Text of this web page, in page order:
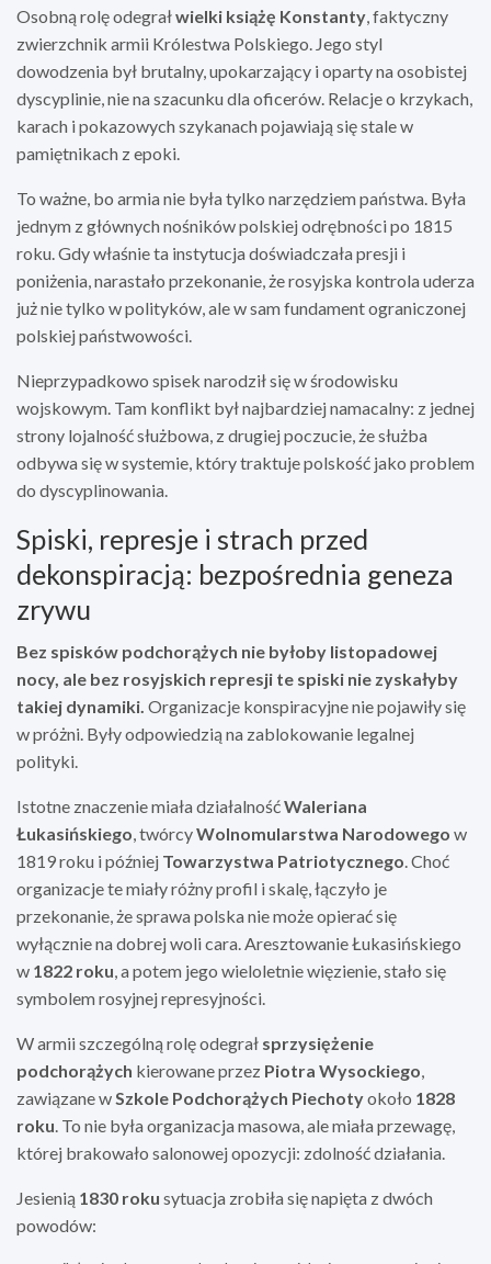
Osobną rolę odegrałwielki książę Konstanty , faktyczny
zwierzchnik armii Królestwa Polskiego. Jego styl
dowodzenia był brutalny, upokarzający i oparty na osobistej
dyscyplinie, nie na szacunku dla oficerów. Relacje o krzykach,
karach i pokazowych szykanach pojawiają się stale w
pamiętnikach z epoki.
To ważne, bo armia nie była tylko narzędziem państwa. Była
jednym z głównych nośników polskiej odrębności po 1815
roku. Gdy właśnie ta instytucja doświadczała presji i
poniżenia, narastało przekonanie, że rosyjska kontrola uderza
już nie tylko w polityków, ale w sam fundament ograniczonej
polskiej państwowości.
Nieprzypadkowo spisek narodził się w środowisku
wojskowym. Tam konflikt był najbardziej namacalny: z jednej
strony lojalność służbowa, z drugiej poczucie, że służba
odbywa się w systemie, który traktuje polskość jako problem
do dyscyplinowania.
Spiski, represje i strach przed
dekonspiracją: bezpośrednia geneza
zrywu
Bez spisków podchorążych nie byłoby listopadowej
nocy, ale bez rosyjskich represji te spiski nie zyskałyby
takiej dynamiki. Organizacje konspiracyjne nie pojawiły się
w próżni. Były odpowiedzią na zablokowanie legalnej
polityki.
Istotne znaczenie miała działalnośćWaleriana
Łukasińskiego , twórcyWolnomularstwa Narodowego w
1819 roku i później Towarzystwa Patriotycznego . Choć
organizacje te miały różny profil i skalę, łączyło je
przekonanie, że sprawa polska nie może opierać się
wyłącznie na dobrej woli cara. Aresztowanie Łukasińskiego
w 1822 roku , a potem jego wieloletnie więzienie, stało się
symbolem rosyjnej represyjności.
W armii szczególną rolę odegrał sprzysiężenie
podchorążych kierowane przez Piotra Wysockiego
zawiązane w Szkole Podchorążych Piechotyokoło 1828
roku . To nie była organizacja masowa, ale miała przewagę,
której brakowało salonowej opozycji: zdolność działania.
Jesienią 1830 roku sytuacja zrobiła się napięta z dwóch
powodów: